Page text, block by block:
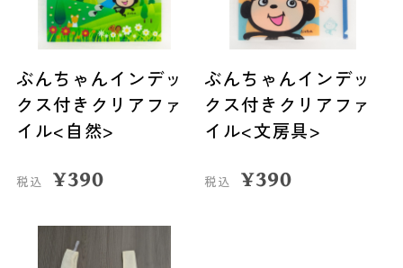
ぶんちゃんインデッ
クス付きクリアファ
イル<自然>
税込 ¥390
ぶんちゃんインデッ
クス付きクリアファ
イル<文房具>
税込 ¥390